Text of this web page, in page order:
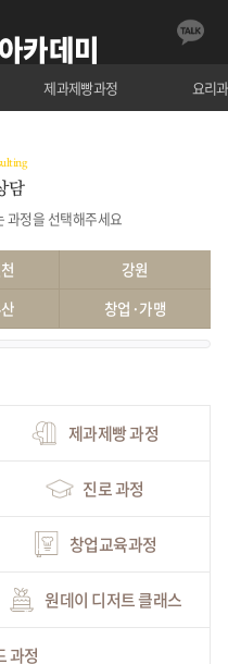
제과제빵과정 요리
담
과정을 선택해주세요
강원
창업·가맹
제과제빵 과정
진로 과정
창업교육과정
원데이 디저트 클래스
과정